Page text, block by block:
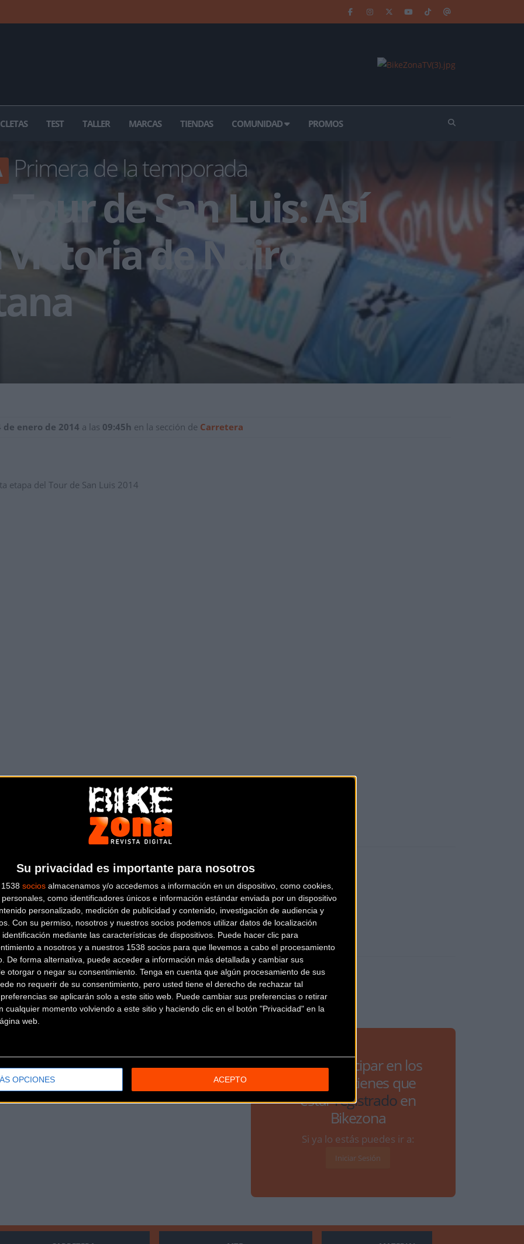
Su privacidad es importante para nosotros
socios almacenamos y/o accedemos a información en un dispositivo, como cookies,
como identificadores únicos e información estándar enviada por un dispositivo
personalizado, medición de publicidad y contenido, investigación de audiencia y
Con su permiso, nosotros y nuestros socios podemos utilizar datos de localización
mediante las características de dispositivos. Puede hacer clic para
a nosotros y a nuestros 1538 socios para que llevemos a cabo el procesamiento
De forma alternativa, puede acceder a información más detallada y cambiar sus
otorgar o negar su consentimiento. Tenga en cuenta que algún procesamiento de sus
no requerir de su consentimiento, pero usted tiene el derecho de rechazar tal
se aplicarán solo a este sitio web. Puede cambiar sus preferencias o retirar
cualquier momento volviendo a este sitio y haciendo clic en el botón "Privacidad" en la
web.
OPCIONES ACEPTO
TEST TALLER MARCAS TIENDAS COMUNIDAD PROMOS
Primera de la temporada
de San Luis: Así
victoria de Nairo
de enero de 2014 a las 09:45h en la sección de Carretera
etapa del Tour de San Luis 2014
con los mejores corredores del mundo en
tuyo!
Para participar en los
debates tienes que
estarregistradoen
Bikezona
Si ya lo estás puedes ir a:
Iniciar Sesión